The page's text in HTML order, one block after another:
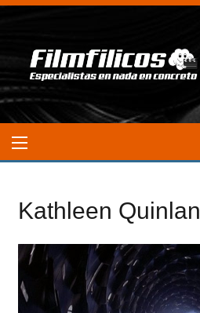
Kathleen Quinlan